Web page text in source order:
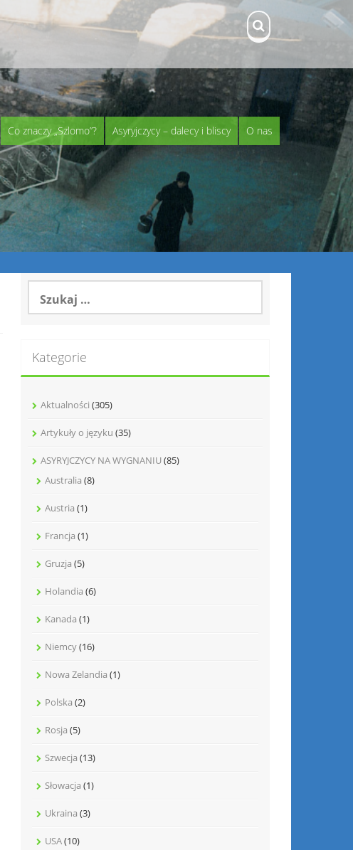
Co znaczy „Szlomo”? Asyryjczycy – dalecy i bliscy O nas
Szukaj:
Kategorie
Aktualności (305)
Artykuły o języku (35)
ASYRYJCZYCY NA WYGNANIU(85)
Australia (8)
Austria (1)
Francja (1)
Gruzja (5)
Holandia (6)
Kanada (1)
Niemcy(16)
Nowa Zelandia (1)
Polska (2)
Rosja (5)
Szwecja (13)
Słowacja (1)
Ukraina (3)
USA(10)